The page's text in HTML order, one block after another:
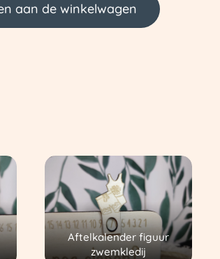
aan de winkelwagen
Aftelkalender figuur
zwemkledij